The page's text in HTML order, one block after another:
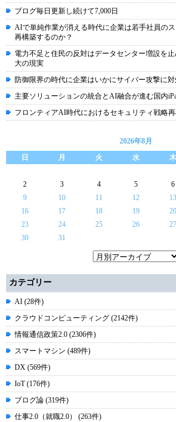
ブログ毎日更新し続けて7,000日
AIで単純作業が消える時代に企業は若手社員の
再構築するのか？
電力不足と住民の反対はデータセンター増設を
大の現実
防御限界の時代に企業はいかにサイバー攻撃に
主要ソリューションの統合とAI融合が進む国内
フロンティアAI時代におけるセキュリティ戦略
2026年8月
日
月 火 水 木
2
3 4 5 6
9
10 11 12 13
16
17 18 19 20
23
24 25 26 27
30
31
カテゴリー
AI (28件)
クラウドコンピューティング (2142件)
情報通信政策2.0 (2306件)
スマートマシン (489件)
DX (569件)
IoT (176件)
ブログ論 (319件)
仕事2.0（就職2.0） (263件)